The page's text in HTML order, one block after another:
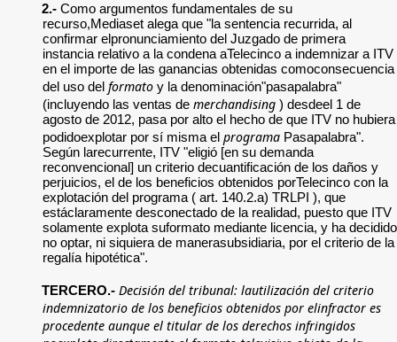
2.- Como argumentos fundamentales de su
recurso,Mediaset alega que "la sentencia recurrida, al
confirmar elpronunciamiento del Juzgado de primera
instancia relativo a la condena aTelecinco a indemnizar a ITV
en el importe de las ganancias obtenidas comoconsecuencia
del uso del formato y la denominación"pasapalabra"
(incluyendo las ventas de merchandising ) desdeel 1 de
agosto de 2012, pasa por alto el hecho de que ITV no hubiera
podidoexplotar por sí misma el programa Pasapalabra".
Según larecurrente, ITV "eligió [en su demanda
reconvencional] un criterio decuantificación de los daños y
perjuicios, el de los beneficios obtenidos porTelecinco con la
explotación del programa ( art. 140.2.a) TRLPI ), que
estáclaramente desconectado de la realidad, puesto que ITV
solamente explota suformato mediante licencia, y ha decidido
no optar, ni siquiera de manerasubsidiaria, por el criterio de la
regalía hipotética".
TERCERO.- Decisión del tribunal: lautilización del criterio
indemnizatorio de los beneficios obtenidos por elinfractor es
procedente aunque el titular de los derechos infringidos